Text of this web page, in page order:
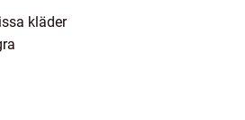
kläder